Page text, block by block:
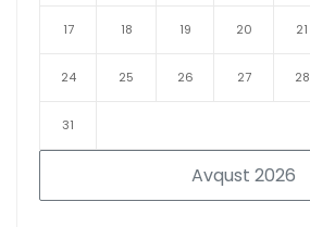
Avqust 2026
17 18 19 20 21
24 25 26 27 28
31